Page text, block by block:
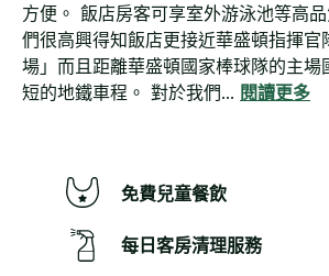
方便。 飯店房客可享室外游泳池等高
們很高興得知飯店更接近華盛頓指揮官
場」而且距離華盛頓國家棒球隊的主場
短的地鐵車程。 對於我們... 閱讀更多
免費兒童餐飲
每日客房清理服務